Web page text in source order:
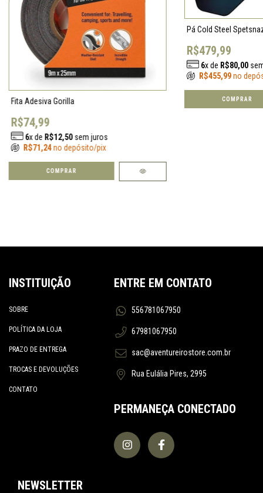
Fita Adesiva Gorilla
R$74,99
6x de R$12,50sem juros
R$71,24no depósito/pix
Pá Cold Steel
R$479,99
6x de R$80,00
R$455,99no
INSTITUIÇÃO
SOBRE
POLÍTICA DA LOJA
PRAZO DE ENTREGA
TROCAS E DEVOLUÇÕES
CONTATO
ENTRE EM CONTATO
556781067950
67981067950
sac@aventureirostore.com.br
Rua Eulália Pires, 2995
PERMANEÇA CONECTADO
NEWSLETTER